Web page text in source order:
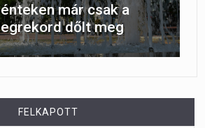
már csak a
dőlt meg
FELKAPOTT